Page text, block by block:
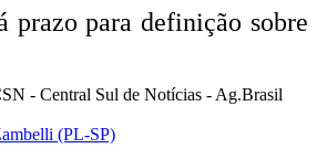
prazo para definição sobre
- Central Sul de Notícias - Ag.Brasil
(PL-SP)